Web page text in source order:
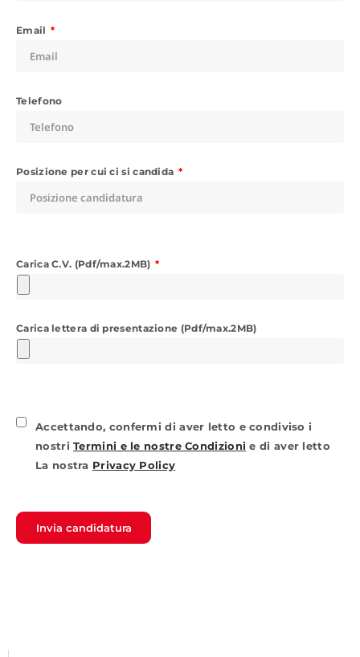
Email
Telefono
Posizione per cui ci si candida
Carica C.V. (Pdf/max.2MB)
Carica lettera di presentazione (Pdf/max.2MB)
Accettando, confermi di aver letto e condiviso i
nostriTermini e le nostre Condizioni e di aver letto
La nostra Privacy Policy
Invia candidatura